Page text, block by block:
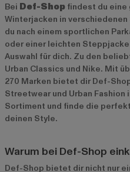
Bei Def-Shop findest du eine
Winterjacken in
du nach einem sportlichen
oder einer leichten
Auswahl für dich. Zu den
Urban Classics und Nike. Mit
270 Marken bietet dir Def-
Streetwear und Urban Fashion
Sortiment und finde die
deinen Style.
Warum bei Def-Shop
Def-Shop bietet dir nicht nur